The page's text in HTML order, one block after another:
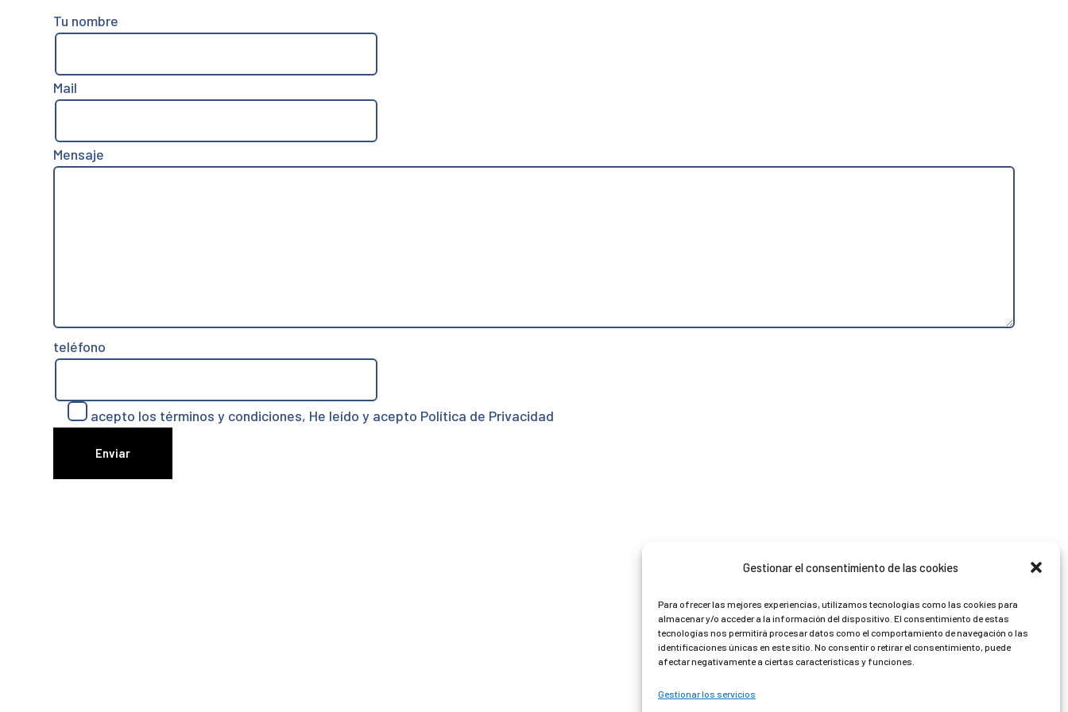
Gestionar el consentimiento de las cookies
Para ofrecer las mejores experiencias, utilizamos tecnologías como las cookies para
almacenar y/o acceder a la información del dispositivo. El consentimiento de estas
tecnologías nos permitirá procesar datos como el comportamiento de navegación o las
identificaciones únicas en este sitio. No consentir o retirar el consentimiento, puede
afectar negativamente a ciertas características y funciones.
Gestionar los servicios
Tu nombre
Mail
Mensaje
teléfono
acepto los términos y condiciones, He leído y acepto Política de Privacidad